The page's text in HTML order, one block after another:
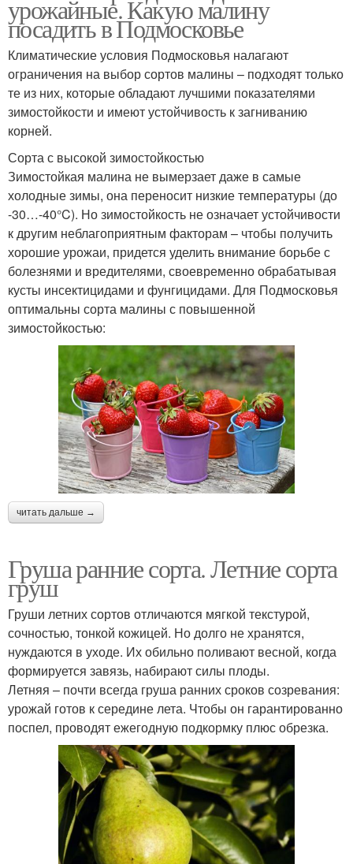
урожайные. Какую малину
посадить в Подмосковье
Климатические условия Подмосковья налагают
ограничения на выбор сортов малины – подходят только
те из них, которые обладают лучшими показателями
зимостойкости и имеют устойчивость к загниванию
корней.
Сорта с высокой зимостойкостью
Зимостойкая малина не вымерзает даже в самые
холодные зимы, она переносит низкие температуры (до
-30…-40°C). Но зимостойкость не означает устойчивости
к другим неблагоприятным факторам – чтобы получить
хорошие урожаи, придется уделить внимание борьбе с
болезнями и вредителями, своевременно обрабатывая
кусты инсектицидами и фунгицидами. Для Подмосковья
оптимальны сорта малины с повышенной
зимостойкостью:
читать дальше →
Груша ранние сорта. Летние сорта
груш
Груши летних сортов отличаются мягкой текстурой,
сочностью, тонкой кожицей. Но долго не хранятся,
нуждаются в уходе. Их обильно поливают весной, когда
формируется завязь, набирают силы плоды.
Летняя – почти всегда груша ранних сроков созревания:
урожай готов к середине лета. Чтобы он гарантированно
поспел, проводят ежегодную подкормку плюс обрезка.